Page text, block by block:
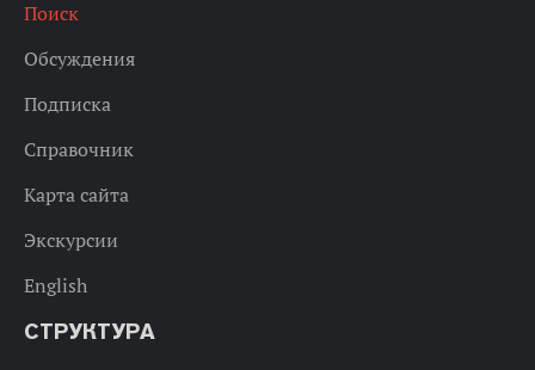
Поиск
Обсуждения
Подписка
Справочник
Карта сайта
Экскурсии
English
СТРУКТУРА